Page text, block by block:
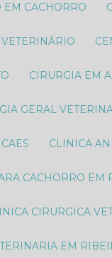
EM CACHORRO
VETERINÁRIO
CIRURGIA EM
GERAL
CLINICA
CACHORRO
CIRURGICA
EM